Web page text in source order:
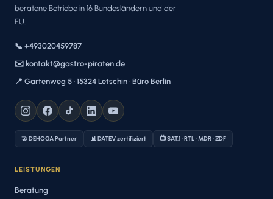
beratene Betriebe in 16 Bundesländern und der
EU.
📞 +493020459787
✉️ kontakt@gastro-piraten.de
📍 Gartenweg 5 · 15324 Letschin · Büro Berlin
🤝 DEHOGA Partner 📊 DATEV zertifiziert 📺 SAT.1 · RTL · MDR · ZDF
LEISTUNGEN
Beratung